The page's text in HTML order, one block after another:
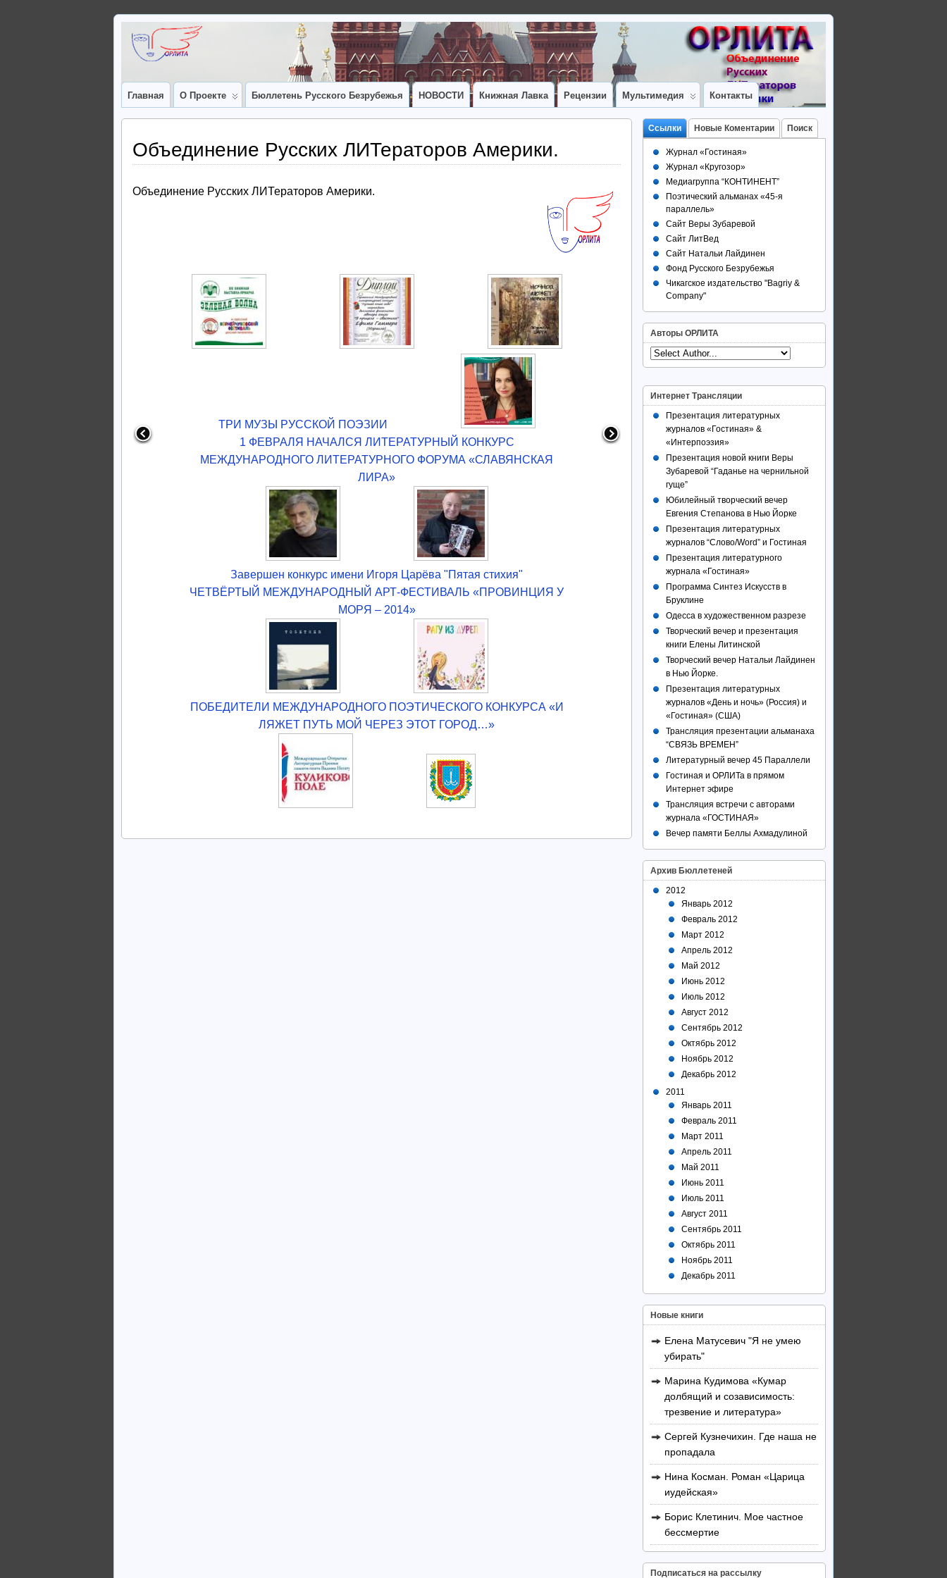
Главная О Проекте Бюллетень Русского Безрубежья НОВОСТИ Книжная Лавка Рецензии Мультимедия Контакты
Объединение Русских ЛИТераторов Америки.
Объединение Русских ЛИТераторов Америки.
ТРИ МУЗЫ РУССКОЙ ПОЭЗИИ
1 ФЕВРАЛЯ НАЧАЛСЯ ЛИТЕРАТУРНЫЙ КОНКУРС
МЕЖДУНАРОДНОГО ЛИТЕРАТУРНОГО ФОРУМА «СЛАВЯНСКАЯ
ЛИРА»
Завершен конкурс имени Игоря Царёва "Пятая стихия"
ЧЕТВЁРТЫЙ МЕЖДУНАРОДНЫЙ АРТ-ФЕСТИВАЛЬ «ПРОВИНЦИЯ У
МОРЯ – 2014»
ПОБЕДИТЕЛИ МЕЖДУНАРОДНОГО ПОЭТИЧЕСКОГО КОНКУРСА «И
ЛЯЖЕТ ПУТЬ МОЙ ЧЕРЕЗ ЭТОТ ГОРОД…»
Ссылки Новые Коментарии Поиск
Журнал «Гостиная»
Журнал «Кругозор»
Медиагруппа “КОНТИНЕНТ”
Поэтический альманах «45-я
параллель»
Сайт Веры Зубаревой
Сайт ЛитВед
Сайт Натальи Лайдинен
Фонд Русского Безрубежья
Чикагское издательство "Bagriy &
Company"
Авторы ОРЛИТА
Интернет Трансляции
Презентация литературных
журналов «Гостиная» &
«Интерпоэзия»
Презентация новой книги Веры
Зубаревой “Гаданье на чернильной
гуще”
Юбилейный творческий вечер
Евгения Степанова в Нью Йорке
Презентация литературных
журналов “Слово/Word” и Гостиная
Презентация литературного
журнала «Гостиная»
Программа Синтез Искусств в
Бруклине
Одесса в художественном разрезе
Творческий вечер и презентация
книги Елены Литинской
Творческий вечер Натальи Лайдинен
в Нью Йорке.
Презентация литературных
журналов «День и ночь» (Россия) и
«Гостиная» (США)
Трансляция презентации альманаха
“СВЯЗЬ ВРЕМЕН”
Литературный вечер 45 Параллели
Гостиная и ОРЛИТа в прямом
Интернет эфире
Трансляция встречи с авторами
журнала «ГОСТИНАЯ»
Вечер памяти Беллы Ахмадулиной
Архив Бюллетеней
2012
Январь 2012
Февраль 2012
Март 2012
Апрель 2012
Май 2012
Июнь 2012
Июль 2012
Август 2012
Сентябрь 2012
Октябрь 2012
Ноябрь 2012
Декабрь 2012
2011
Январь 2011
Февраль 2011
Март 2011
Апрель 2011
Май 2011
Июнь 2011
Июль 2011
Август 2011
Сентябрь 2011
Октябрь 2011
Ноябрь 2011
Декабрь 2011
Новые книги
Елена Матусевич "Я не умею
убирать"
Марина Кудимова «Кумар
долбящий и созависимость:
трезвение и литература»
Сергей Кузнечихин. Где наша не
пропадала
Нина Косман. Роман «Царица
иудейская»
Борис Клетинич. Мое частное
бессмертие
Подписаться на рассылку